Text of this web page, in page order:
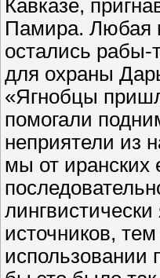
Кавказе,
Памира. Любая
остались рабы-
для охраны
«Ягнобцы
помогали
неприятели из
мы от иранских
источников,
использовании